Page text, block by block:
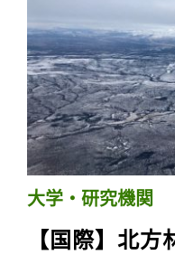
大学・研究機関
【国際】北